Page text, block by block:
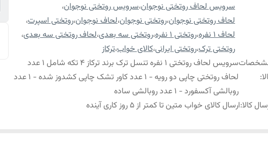
سرویس لحاف روتختی نوجوان،سرویس روتختی نوجوان،
لحاف روتختی نوجوان،روتختی نوجوان،لحاف نوجوان،روتختی اسپرت،
لحاف 1 نفره
،روتختی 1 نفره ،روتختی سه بعدی،لحاف روتختی سه بعدی،
روتختی ترک،روتختی ایرانی،کالای خواب،ترکاز
:
سرویس لحاف روتختی 1 نفره تنسل ترک برند ترکاز 4 تکه شامل 1 عدد
لحاف روتختی چاپی دو رویه - 1 عدد کاور تشک چاپی کشدوز شده - 1 عدد
روبالشی آکسفورد - 1 عدد روبالشی ساده
کالا:ارسال کالای خواب متین تا کمتر از 5 روز کاری آینده